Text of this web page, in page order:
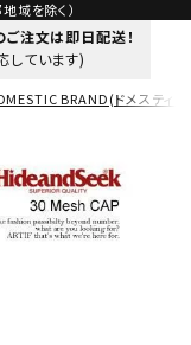
域を除く）
注文は即日配送！
しています)
BRAND(ドメスティッ